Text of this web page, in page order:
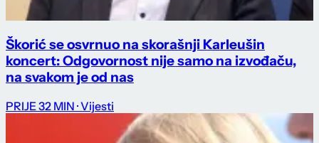
Škorić se osvrnuo na skorašnji Karleušin
koncert: Odgovornost nije samo na izvođaču,
na svakom je od nas
PRIJE 32 MIN · Vijesti